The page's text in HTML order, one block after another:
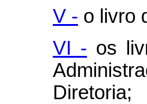
V - o livro
VI - os
Diretoria;